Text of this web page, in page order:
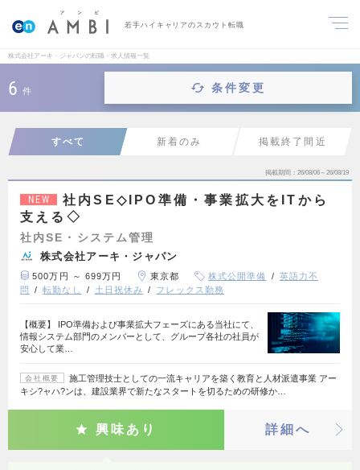
若手ハイキャリアのスカウト転職
株式会社アーキ・ジャパンの転職・求人情報一覧
6 件 条件変更
すべて 新着のみ 掲載終了間近
掲載期間 26/08/06～26/08/19
NEW
社内SE◇IPO準備・事業拡大をITから
支える◇
社内SE・システム管理
株式会社アーキ・ジャパン
500万円 ～ 699万円 東京都 株式公開準備
英語力不
問
転勤なし 土日祝休み フレックス勤務
【概要】 IPO準備および事業拡大フェーズにある当社にて、
情報システム部門のメンバーとして、グループ各社の社員が
安心して業…
会社概要
施工管理技士としての一流キャリアを築く教育と人材派遣事業 アー
キシ?ャハ?ンは、建設業界で新たなスタートを切るための研修か…
興味あり 詳細へ